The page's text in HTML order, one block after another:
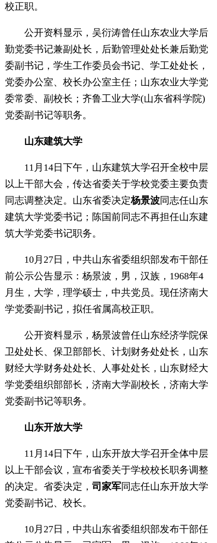
校正职。
公开资料显示，吴衍涛曾任山东农业大学后
勤党委书记兼副处长，后勤管理处处长兼后勤党
委副书记，学生工作委员会书记、学工处处长，
党委办公室、校长办公室主任；山东农业大学党
委常委、副校长；齐鲁工业大学(山东省科学院)
党委副书记等职务。
山东建筑大学
11月14日下午，山东建筑大学召开全校中层
以上干部大会，传达省委关于学校党委主要负责
同志调整决定。山东省委决定杨景波同志任山东
建筑大学党委书记；陈国前同志不再担任山东建
筑大学党委书记职务。
10月27日，中共山东省委组织部发布干部任
前公示公告显示：杨景波，男，汉族，1968年4
月生，大学，理学硕士，中共党员。现任济南大
学党委副书记，拟任省属高校正职。
公开资料显示，杨景波曾任山东经济学院保
卫处处长、保卫部部长、计划财务处处长，山东
财经大学财务处处长、人事处处长，山东财经大
学党委组织部部长，济南大学副校长，济南大学
党委副书记等职务。
山东开放大学
11月14日下午，山东开放大学召开全体中层
以上干部会议，宣布省委关于学校校长职务调整
的决定。省委决定， 司家军同志任山东开放大学
党委副书记、校长。
10月27日，中共山东省委组织部发布干部任